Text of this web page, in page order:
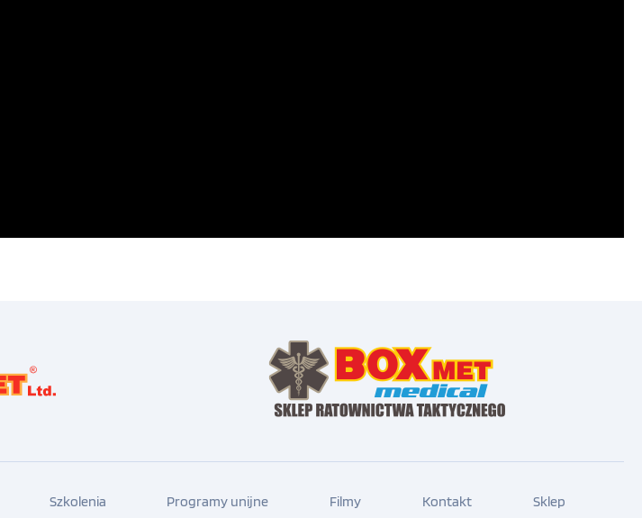
Szkolenia Programy unijne Filmy Kontakt Sklep